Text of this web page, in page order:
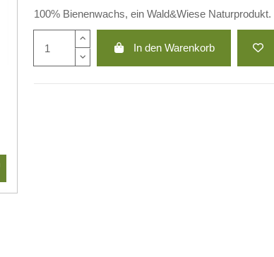
100% Bienenwachs, ein Wald&Wiese
In den Warenkorb